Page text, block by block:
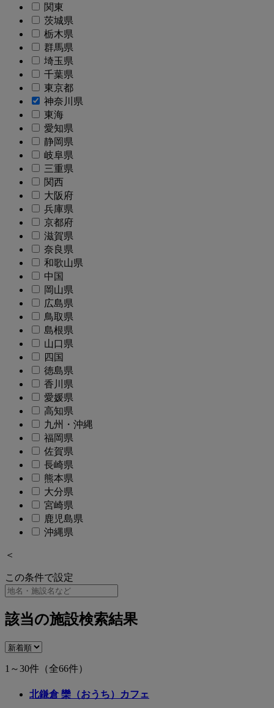
関東
茨城県
栃木県
群馬県
埼玉県
千葉県
東京都
神奈川県
東海
愛知県
静岡県
岐阜県
三重県
関西
大阪府
兵庫県
京都府
滋賀県
奈良県
和歌山県
中国
岡山県
広島県
鳥取県
島根県
山口県
四国
徳島県
香川県
愛媛県
高知県
九州・沖縄
福岡県
佐賀県
長崎県
熊本県
大分県
宮崎県
鹿児島県
沖縄県
＜
この条件で設定
該当の施設検索結果
1～30件 （全66件）
北鎌倉 欒（おうち）カフェ